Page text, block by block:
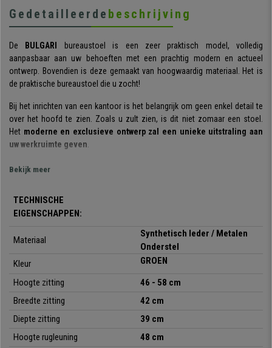
Gedetailleerde beschrijving
De BULGARI
bureaustoel is een zeer praktisch model, volledig
aanpasbaar aan uw behoeften met een prachtig modern en actueel
ontwerp. Bovendien is deze gemaakt van hoogwaardig materiaal. Het is
de praktische bureaustoel die u zocht!
Bij het inrichten van een kantoor is het belangrijk om geen enkel detail te
over het hoofd te zien. Zoals u zult zien, is dit niet zomaar een stoel.
Het moderne en exclusieve ontwerp zal een unieke uitstraling aan
uw werkruimte geven.
Ook op het gebied van comfort blinkt hij uit dankzij
correcte rughouding te behouden.
Voor de vervaardiging van deze stoel zijn kwaliteitsmaterialen
gekozen.
Enerzijds zijn
robuuste en resistente metalen onderstel
bekleding in hoogwaardig, gemakkelijk te
onderhouden een schoon te maken synthetisch leder.
is verkrijgbaar in verschillende kleuren.
Kortom, een bureaustoel die optimale flexibiliteit
bezoekersstoel niet toe te voegen aan uw bestelling, u zult er geen spijt
van krijgen!
Bekijk meer
TECHNISCHE
EIGENSCHAPPEN:
Materiaal
Synthetisch leder / Metalen
Onderstel
Kleur
GROEN
Hoogte zitting
46 - 58 cm
Breedte zitting
42 cm
Diepte zitting
39 cm
Hoogte rugleuning
48 cm